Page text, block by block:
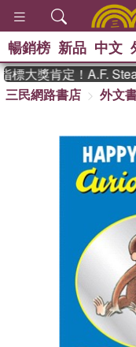
暢銷榜 新品 中文
大獎肯定！A.F.
三民網路書店
外文